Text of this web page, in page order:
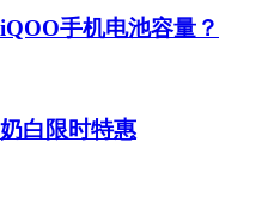
手机电池容量？
白限时特惠